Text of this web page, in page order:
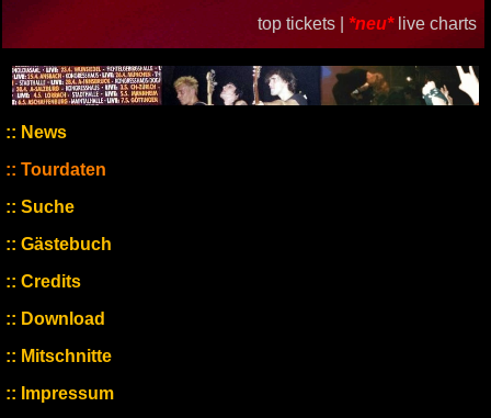
top tickets | *neu* live charts
News
Tourdaten
Suche
Gästebuch
Credits
Download
Mitschnitte
Impressum